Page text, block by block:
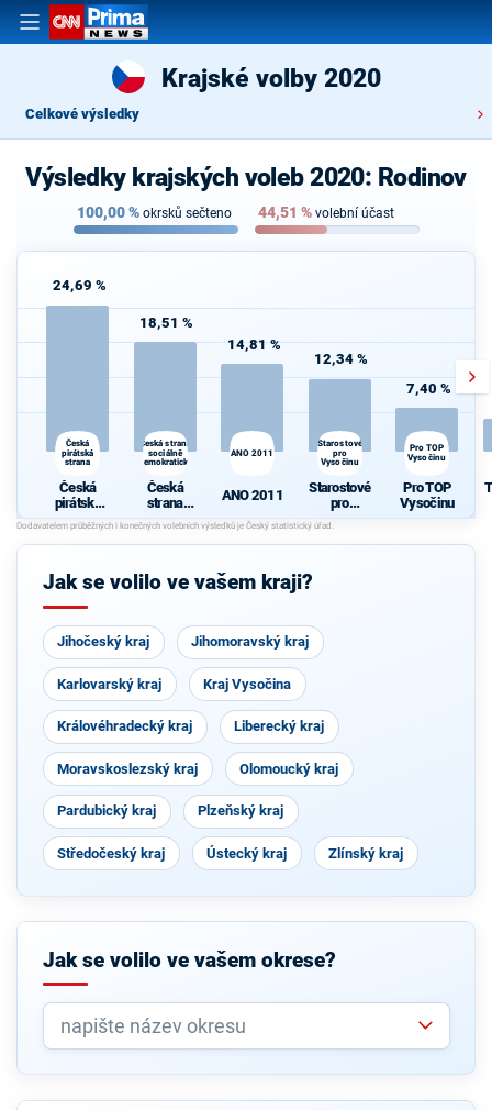
Krajské volby 2020
Celkové výsledky
Výsledky krajských voleb 2020: Rodinov
100,00% okrsků sečteno 44,51 % volební účast
24,69 %
Česká
pirátská
strana
Česká
pirátská
strana
18,51 %
Česká strana
sociálně
demokratická
Česká
strana
sociálně
demokrati
cká
14,81 %
ANO 2011
ANO 2011
12,34 %
Starostové
pro
Vysočinu
Starostové
pro
Vysočinu
7,40 %
Pro TOP
Vysočinu
Pro TOP
Vysočinu
Jak se volilo ve vašem kraji?
Jihočeský kraj Jihomoravský kraj
Karlovarský kraj Kraj Vysočina
Královéhradecký kraj Liberecký kraj
Moravskoslezský kraj Olomoucký kraj
Pardubický kraj Plzeňský kraj
Středočeský kraj Ústecký kraj Zlínský kraj
Jak se volilo ve vašem okrese?